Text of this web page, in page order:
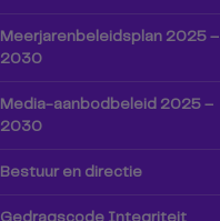
Meerjarenbeleidsplan 2025 –
2030
Media-aanbodbeleid 2025 –
2030
Bestuur en directie
Gedragscode Integriteit